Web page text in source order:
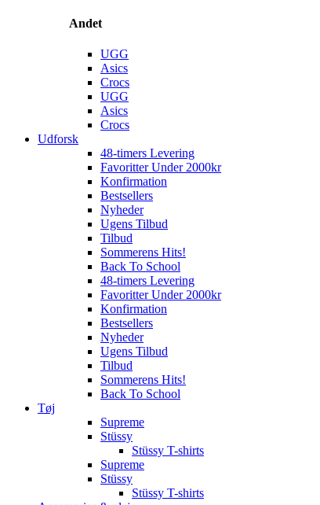
Andet
UGG
Asics
Crocs
UGG
Asics
Crocs
Udforsk
48-timers Levering
Favoritter Under 2000kr
Konfirmation
Bestsellers
Nyheder
Ugens Tilbud
Tilbud
Sommerens Hits!
Back To School
48-timers Levering
Favoritter Under 2000kr
Konfirmation
Bestsellers
Nyheder
Ugens Tilbud
Tilbud
Sommerens Hits!
Back To School
Tøj
Supreme
Stüssy
Stüssy T-shirts
Supreme
Stüssy
Stüssy T-shirts